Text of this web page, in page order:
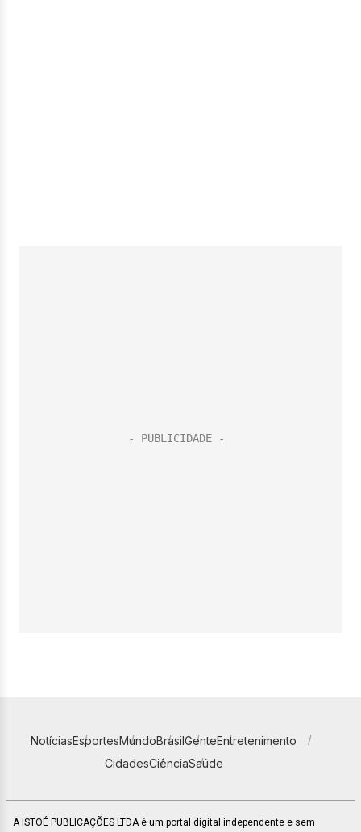
NotíciasEsportesMundoBrasilGenteEntretenimento
CidadesCiênciaSaúde
A ISTOÉ PUBLICAÇÕES LTDA é um portal digital independente e sem